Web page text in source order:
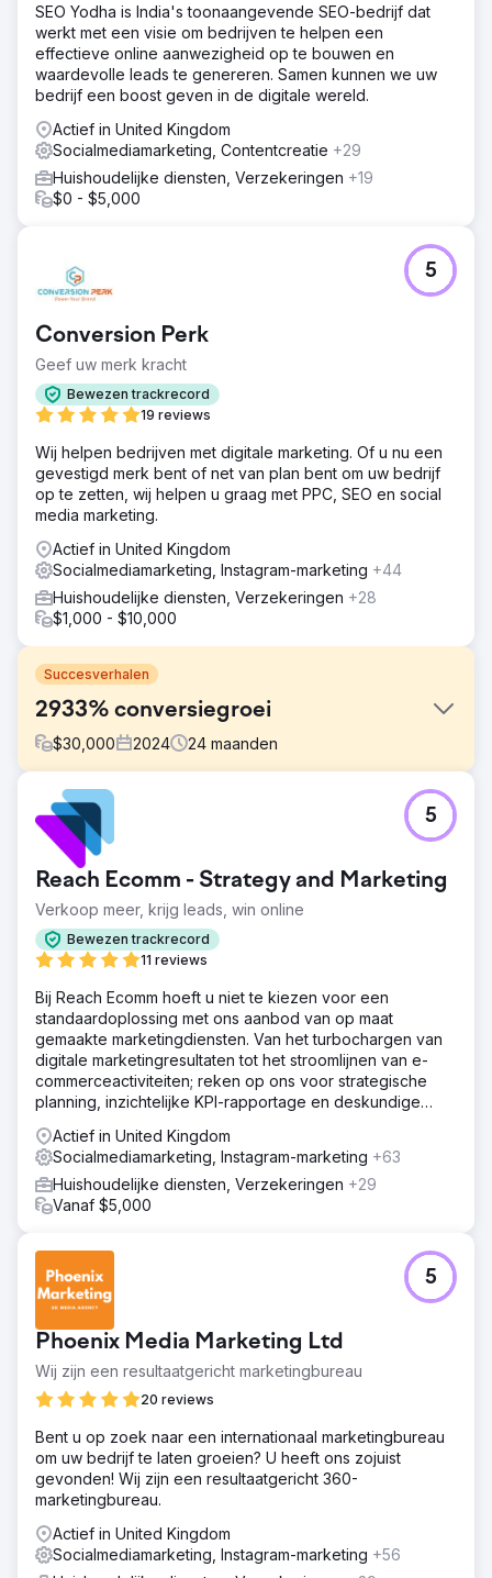
SEO Yodha is India's toonaangevende SEO-bedrijf dat
werkt met een visie om bedrijven te helpen een
effectieve online aanwezigheid op te bouwen en
waardevolle leads te genereren. Samen kunnen we uw
bedrijf een boost geven in de digitale wereld.
Actief in United Kingdom
Socialmediamarketing, Contentcreatie +29
Huishoudelijke diensten, Verzekeringen +19
$0 - $5,000
Conversion Perk
Geef uw merk kracht
Bewezen trackrecord
19 reviews
5
Wij helpen bedrijven met digitale marketing. Of u nu een
gevestigd merk bent of net van plan bent om uw bedrijf
op te zetten, wij helpen u graag met PPC, SEO en social
media marketing.
Actief in United Kingdom
Socialmediamarketing, Instagram-marketing +44
Huishoudelijke diensten, Verzekeringen +28
$1,000 - $10,000
Succesverhalen
2933% conversiegroei
$30,000 2024 24 maanden
Uitdaging
Het bedrijf stapte voor het eerst in digitale marketing en
miste de basis om effectief te schalen. Er waren geen
geoptimaliseerde landingspagina's voor advertenties en
de trage snelheid van de website verhoogde de kosten
en belemmerde de advertentieprestaties. Bovendien
vereiste het bereiken van een niche B2B-publiek een
strategie op maat om op te vallen in een markt die vaak
gedomineerd werd door B2C-concurrenten.
Oplossing
We bouwden aangepaste landingspagina's afgestemd
op gerichte advertentiegroepen en verbeterden de
websitesnelheid om de advertentiekwaliteit te verbeteren
en de kosten te verlagen. Ons team lanceerde
geïntegreerde campagnes op Google, Meta en LinkedIn.
Met behulp van A/B-testen en continue optimalisatie
ontwikkelden we op maat gemaakte
advertentieboodschappen, visuals en
targetingstrategieën om verkeer met een hoge intentie te
genereren en efficiënt te converteren.
De holistische advertentiestrategie leverde krachtige
resultaten op. De merkzichtbaarheid nam met 3338% toe
en de conversieratio's stegen met 2933%. Het aantal
klikken steeg met meer dan 1200%, terwijl de kosten per
klik met 75% daalden. Deze resultaten weerspiegelden
de impact van goed gestructureerde campagnes,
geoptimaliseerde advertenties en nauwkeurige
doelgroeptargeting, die zichtbaarheid omzetten in
meetbare bedrijfswaarde.
Naar bureaupagina
Reach Ecomm - Strategy and Marketing
Verkoop meer, krijg leads, win online
Bewezen trackrecord
11 reviews
5
Bij Reach Ecomm hoeft u niet te kiezen voor een
standaardoplossing met ons aanbod van op maat
gemaakte marketingdiensten. Van het turbochargen van
digitale marketingresultaten tot het stroomlijnen van e-
commerceactiviteiten; reken op ons voor strategische
planning, inzichtelijke KPI-rapportage en deskundige
Actief in United Kingdom
Socialmediamarketing, Instagram-marketing +63
Huishoudelijke diensten, Verzekeringen +29
Vanaf $5,000
Phoenix Media Marketing Ltd
Wij zijn een resultaatgericht marketingbureau
20 reviews
5
Bent u op zoek naar een internationaal marketingbureau
om uw bedrijf te laten groeien? U heeft ons zojuist
gevonden! Wij zijn een resultaatgericht 360-
marketingbureau.
Actief in United Kingdom
Socialmediamarketing, Instagram-marketing +56